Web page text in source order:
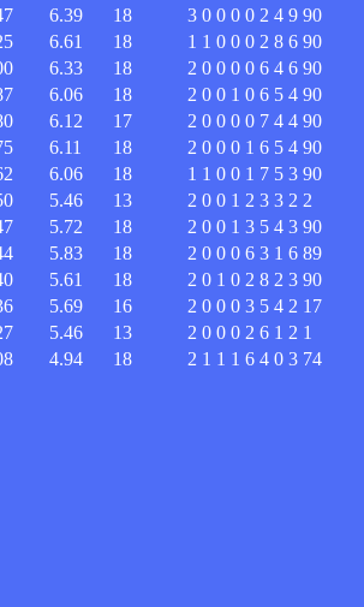
6.39 18 3 0 0 0 0 2 4 9 90
6.61 18 1 1 0 0 0 2 8 6 90
6.33 18 2 0 0 0 0 6 4 6 90
6.06 18 2 0 0 1 0 6 5 4 90
6.12 17 2 0 0 0 0 7 4 4 90
6.11 18 2 0 0 0 1 6 5 4 90
6.06 18 1 1 0 0 1 7 5 3 90
5.46 13 2 0 0 1 2 3 3 2 2
5.72 18 2 0 0 1 3 5 4 3 90
5.83 18 2 0 0 0 6 3 1 6 89
5.61 18 2 0 1 0 2 8 2 3 90
5.69 16 2 0 0 0 3 5 4 2 17
5.46 13 2 0 0 0 2 6 1 2 1
4.94 18 2 1 1 1 6 4 0 3 74